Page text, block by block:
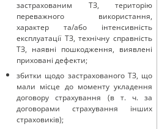
застрахованим ТЗ, територію
переважного використання,
характер та/або інтенсивність
експлуатації ТЗ, технічну справність
ТЗ, наявні пошкодження, виявлені
приховані дефекти;
збитки щодо застрахованого ТЗ, що
мали місце до моменту укладення
договору страхування (в т. ч. за
договорами страхування інших
cтраховиків);